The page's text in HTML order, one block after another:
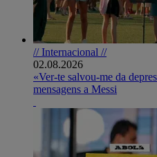
// Internacional //
02.08.2026
«Ver-te salvou-me da
mensagens a Messi